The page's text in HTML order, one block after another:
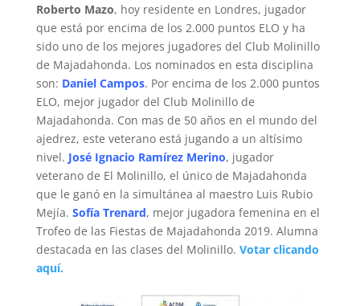
Roberto Mazo, hoy residente en Londres, jugador
que está por encima de los 2.000 puntos ELO y ha
sido uno de los mejores jugadores del Club Molinillo
de Majadahonda. Los nominados en esta disciplina
son: Daniel Campos. Por encima de los 2.000 puntos
ELO, mejor jugador del Club Molinillo de
Majadahonda. Con mas de 50 años en el mundo del
ajedrez, este veterano está jugando a un altísimo
nivel. José Ignacio Ramírez Merino, jugador
veterano de El Molinillo, el único de Majadahonda
que le ganó en la simultánea al maestro Luis Rubio
Mejía. Sofía Trenard, mejor jugadora femenina en el
Trofeo de las Fiestas de Majadahonda 2019. Alumna
destacada en las clases del Molinillo. Votar clicando
aquí.